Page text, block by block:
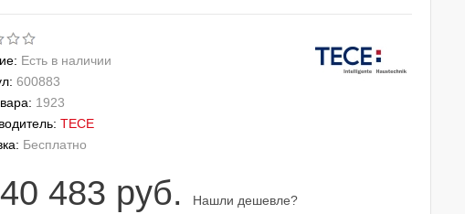
Есть в наличии
600883
1923
TECE
Бесплатно
40 483 руб. Нашли дешевле?